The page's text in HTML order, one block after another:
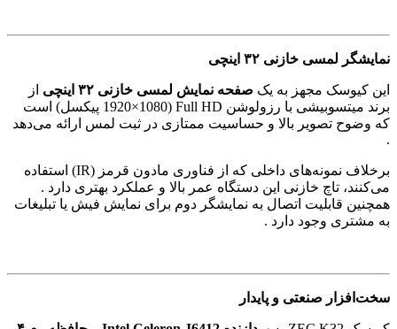
نمایشگر لمسی خازنی ۳۲ اینچی
این کیوسک مجهز به یک صفحه نمایش لمسی خازنی ۳۲ اینچی از
برند میتسوبیشی با رزولوشن Full HD (1920×1080 پیکسل) است
که وضوح تصویر بالا و حساسیت ممتازی در ثبت لمس ارائه می‌دهد
.
برخلاف نمونه‌های داخلی که از فناوری مادون قرمز (IR) استفاده
می‌کنند، تاچ خازنی این دستگاه عمر بالا و عملکرد بهتری دارد .
همچنین قابلیت اتصال به نمایشگر دوم برای نمایش فیش یا تبلیغات
به مشتری وجود دارد .
سخت‌افزار صنعتی و پایدار